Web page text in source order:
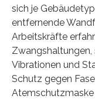
sich je
entfernende
Arbeitskräfte
Zwangshaltungen,
Vibrationen und
Schutz gegen